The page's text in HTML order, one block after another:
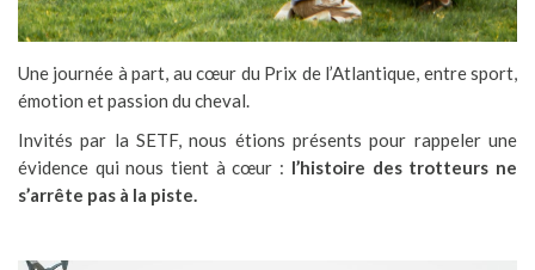
Une journée à part, au cœur du Prix de l’Atlantique, entre sport,
émotion et passion du cheval.
Invités par la SETF, nous étions présents pour rappeler une
évidence qui nous tient à cœur : l’histoire des trotteurs ne
s’arrête pas à la piste.